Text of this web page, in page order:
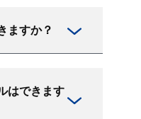
ますか？
はできます